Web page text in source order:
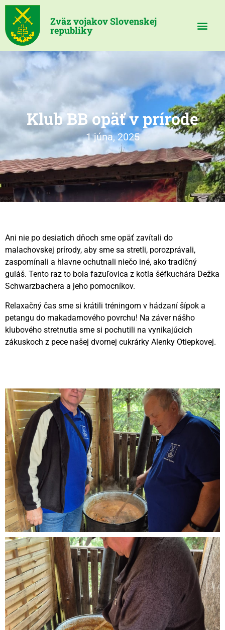
Zväz vojakov Slovenskej
republiky
Klub BB opäť v prírode
1 júna, 2025
Ani nie po desiatich dňoch sme opäť zavítali do
malachovskej prírody, aby sme sa stretli, porozprávali,
zaspomínali a hlavne ochutnali niečo iné, ako tradičný
guláš. Tento raz to bola fazuľovica z kotla šéfkuchára Dežka
Schwarzbachera a jeho pomocníkov.
Relaxačný čas sme si krátili tréningom v hádzaní šípok a
petangu do makadamového povrchu! Na záver nášho
klubového stretnutia sme si pochutili na vynikajúcich
zákuskoch z pece našej dvornej cukrárky Alenky Otiepkovej.